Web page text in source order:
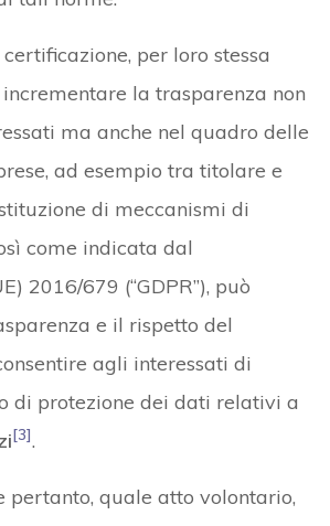
per loro stessa
incrementare la trasparenza non
ma anche nel quadro delle
ad esempio tra titolare e
di meccanismi di
come indicata dal
2016/679 (“GDPR”), può
e il rispetto del
agli interessati di
di protezione dei dati relativi a
[3].
pertanto, quale atto volontario,